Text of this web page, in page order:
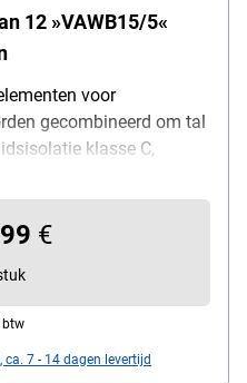
12 »VAWB15/5«
voor
gecombineerd om tal
klasse C,
/ waarvan 30%
kleefpunt, afmetingen
1,6 cm / 4 x 2,5 cm,
12 stuks
99 €
btw
ca. 7 - 14 dagen levertijd